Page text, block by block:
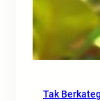
Tak